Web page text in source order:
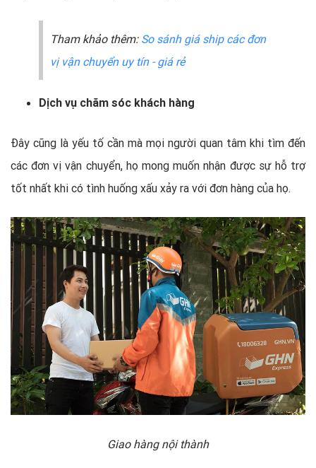
Tham khảo thêm: So sánh giá ship các đơn
vị vận chuyển uy tín - giá rẻ
Dịch vụ chăm sóc khách hàng
Đây cũng là yếu tố cần mà mọi người quan tâm khi tìm đến
các đơn vị vận chuyển, họ mong muốn nhận được sự hỗ trợ
tốt nhất khi có tình huống xấu xảy ra với đơn hàng của họ.
Giao hàng nội thành